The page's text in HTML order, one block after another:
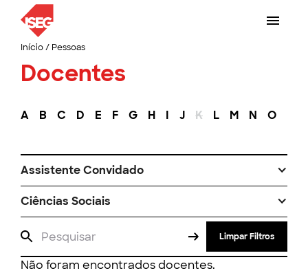
Início/ Pessoas
Docentes
A B C D E F G H I J K L M N O
Assistente Convidado
Ciências Sociais
Limpar Filtros
Não foram encontrados docentes.